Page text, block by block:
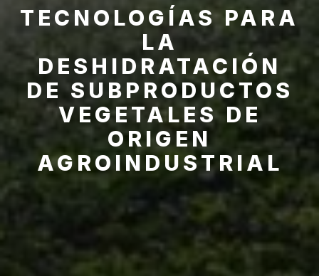
TECNOLOGÍAS PARA
LA
DESHIDRATACIÓN
DE SUBPRODUCTOS
VEGETALES DE
ORIGEN
AGROINDUSTRIAL